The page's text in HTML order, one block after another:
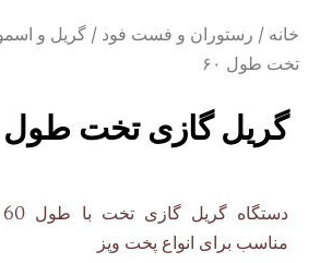
خانه / رستوران و فست فود / گریل و
تخت طول ۶۰
گریل گازی تخت طول ۶۰
مناسب برای انواع پخت وپز